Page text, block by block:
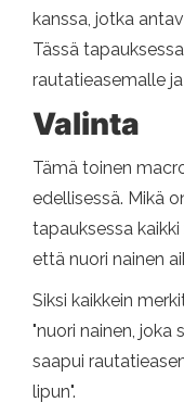
kanssa, jotka
Tässä
rautatieasemalle
Valinta
Tämä toinen
edellisessä. Mikä
tapauksessa
että nuori nainen
Siksi kaikkein
"nuori nainen, joka
saapui
lipun".